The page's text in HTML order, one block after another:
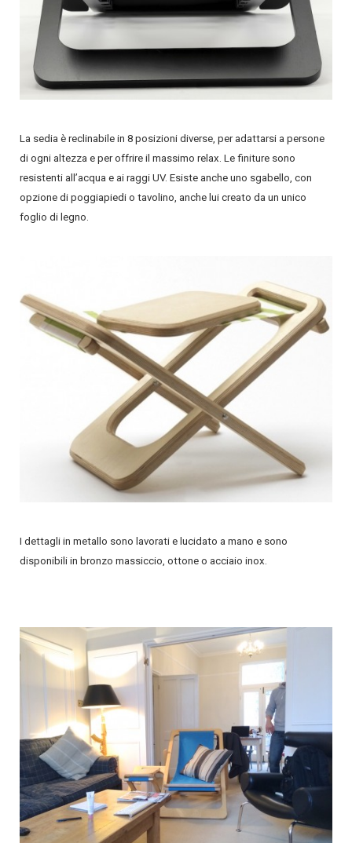
La sedia è reclinabile in 8 posizioni diverse, per adattarsi a persone
di ogni altezza e per offrire il massimo relax. Le finiture sono
resistenti all’acqua e ai raggi UV. Esiste anche uno sgabello, con
opzione di poggiapiedi o tavolino, anche lui creato da un unico
foglio di legno.
I dettagli in metallo sono lavorati e lucidato a mano e sono
disponibili in bronzo massiccio, ottone o acciaio inox.